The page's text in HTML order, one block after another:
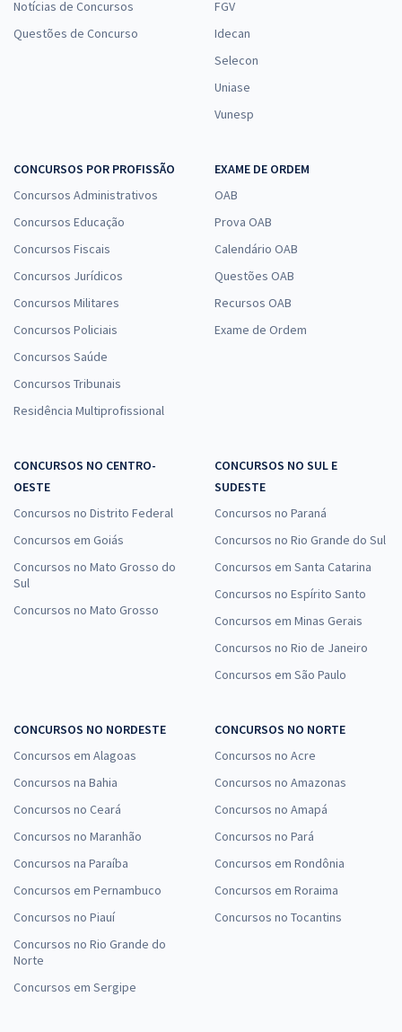
Notícias de Concursos
Questões de Concurso
FGV
Idecan
Selecon
Uniase
Vunesp
CONCURSOS POR PROFISSÃO
Concursos Administrativos
Concursos Educação
Concursos Fiscais
Concursos Jurídicos
Concursos Militares
Concursos Policiais
Concursos Saúde
Concursos Tribunais
Residência Multiprofissional
EXAME DE ORDEM
OAB
Prova OAB
Calendário OAB
Questões OAB
Recursos OAB
Exame de Ordem
CONCURSOS NO CENTRO-
OESTE
Concursos no Distrito Federal
Concursos em Goiás
Concursos no Mato Grosso do
Sul
Concursos no Mato Grosso
CONCURSOS NO SUL E
SUDESTE
Concursos no Paraná
Concursos no Rio Grande do Sul
Concursos em Santa Catarina
Concursos no Espírito Santo
Concursos em Minas Gerais
Concursos no Rio de Janeiro
Concursos em São Paulo
CONCURSOS NO NORDESTE
Concursos em Alagoas
Concursos na Bahia
Concursos no Ceará
Concursos no Maranhão
Concursos na Paraíba
Concursos em Pernambuco
Concursos no Piauí
Concursos no Rio Grande do
Norte
Concursos em Sergipe
CONCURSOS NO NORTE
Concursos no Acre
Concursos no Amazonas
Concursos no Amapá
Concursos no Pará
Concursos em Rondônia
Concursos em Roraima
Concursos no Tocantins